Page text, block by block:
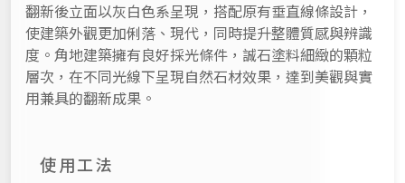
翻新後立面以灰白色系呈現，搭配原有垂直線條設計，
使建築外觀更加俐落、現代，同時提升整體質感與辨識
度。角地建築擁有良好採光條件，誠石塗料細緻的顆粒
層次，在不同光線下呈現自然石材效果，達到美觀與實
用兼具的翻新成果。
使用工法